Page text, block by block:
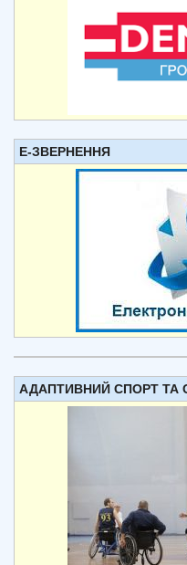
Е-ЗВЕРНЕННЯ
АДАПТИВНИЙ СПОРТ ТА